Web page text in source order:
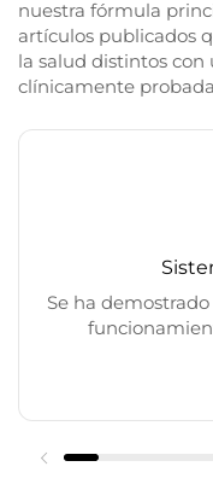
nuestra fórmula
artículos publicados
la salud distintos
clínicamente
Se ha